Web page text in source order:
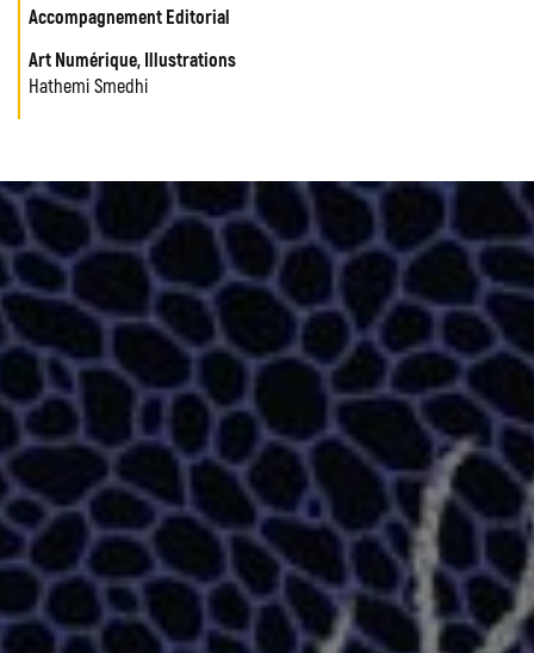
Accompagnement Editorial
Art Numérique, Illustrations
Hathemi Smedhi